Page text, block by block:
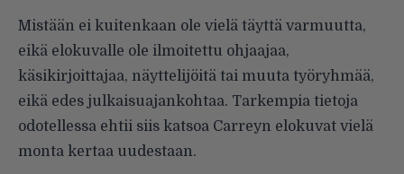
Mistään ei kuitenkaan ole vielä täyttä varmuutta,
eikä elokuvalle ole ilmoitettu ohjaajaa,
käsikirjoittajaa, näyttelijöitä tai muuta työryhmää,
eikä edes julkaisuajankohtaa. Tarkempia tietoja
odotellessa ehtii siis katsoa Carreyn elokuvat vielä
monta kertaa uudestaan.